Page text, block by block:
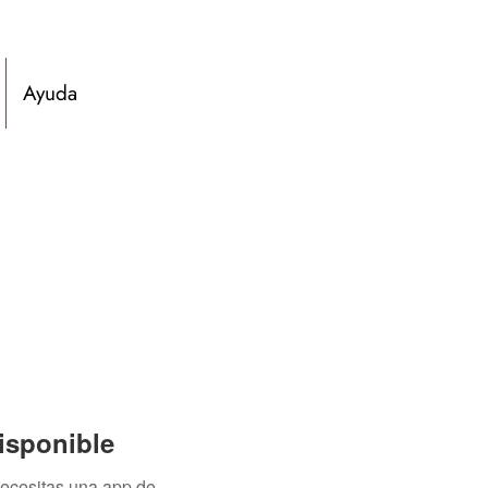
Ayuda